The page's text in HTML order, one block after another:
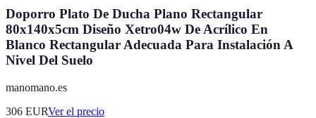
Doporro Plato De Ducha Plano Rectangular
80x140x5cm Diseño Xetro04w De Acrílico En
Blanco Rectangular Adecuada Para Instalación A
Nivel Del Suelo
manomano.es
306 EURVer el precio